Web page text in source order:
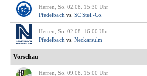
Herren, So. 02.08. 15:30 Uhr
Pfedelbach vs. SC Stei.-Co.
Herren, So. 02.08. 16:00 Uhr
Pfedelbach vs. Neckarsulm
Vorschau
Herren, So. 09.08. 15:00 Uhr